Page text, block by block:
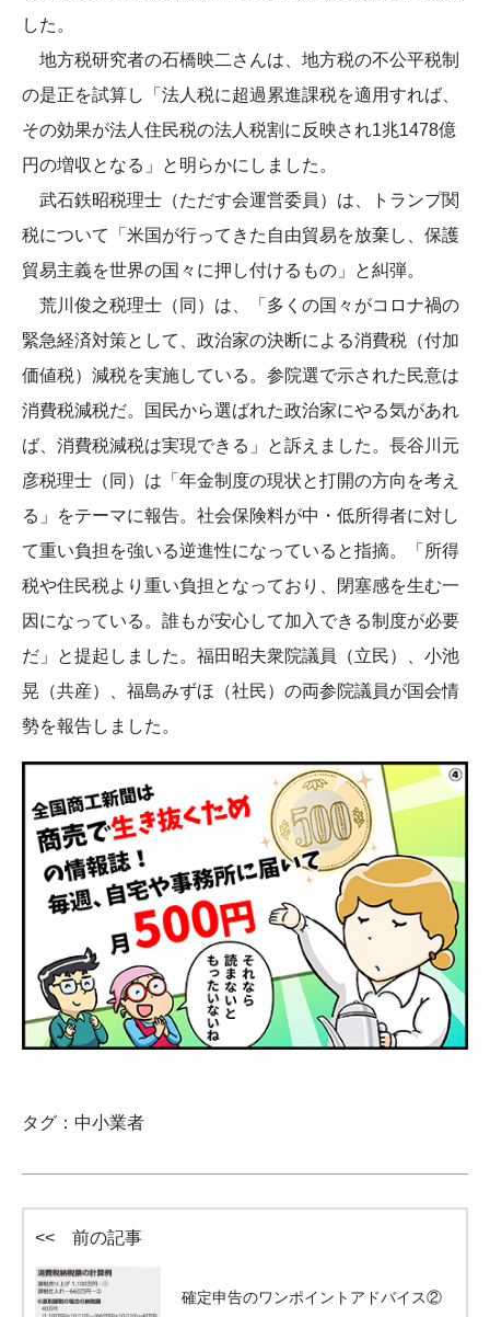
した。
地方税研究者の石橋映二さんは、地方税の不公平税制
の是正を試算し「法人税に超過累進課税を適用すれば、
その効果が法人住民税の法人税割に反映され1兆1478億
円の増収となる」と明らかにしました。
武石鉄昭税理士（ただす会運営委員）は、トランプ関
税について「米国が行ってきた自由貿易を放棄し、保護
貿易主義を世界の国々に押し付けるもの」と糾弾。
荒川俊之税理士（同）は、「多くの国々がコロナ禍の
緊急経済対策として、政治家の決断による消費税（付加
価値税）減税を実施している。参院選で示された民意は
消費税減税だ。国民から選ばれた政治家にやる気があれ
ば、消費税減税は実現できる」と訴えました。長谷川元
彦税理士（同）は「年金制度の現状と打開の方向を考え
る」をテーマに報告。社会保険料が中・低所得者に対し
て重い負担を強いる逆進性になっていると指摘。「所得
税や住民税より重い負担となっており、閉塞感を生む一
因になっている。誰もが安心して加入できる制度が必要
だ」と提起しました。福田昭夫衆院議員（立民）、小池
晃（共産）、福島みずほ（社民）の両参院議員が国会情
勢を報告しました。
タグ： 中小業者
<< 前の記事
確定申告のワンポイントアドバイス②